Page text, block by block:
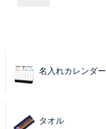
名入れカレンダー
タオル